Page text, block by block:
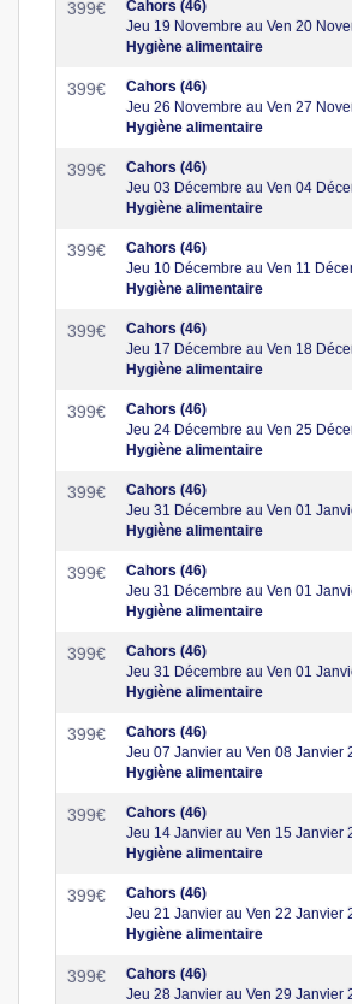
399€
Cahors (46)
Jeu 19 Novembre au Ven 20
Hygiène alimentaire
399€
Cahors (46)
Jeu 26 Novembre au Ven 27
Hygiène alimentaire
399€
Cahors (46)
Jeu 03 Décembre au Ven 04
Hygiène alimentaire
399€
Cahors (46)
Jeu 10 Décembre au Ven 11
Hygiène alimentaire
399€
Cahors (46)
Jeu 17 Décembre au Ven 18
Hygiène alimentaire
399€
Cahors (46)
Jeu 24 Décembre au Ven 25
Hygiène alimentaire
399€
Cahors (46)
Jeu 31 Décembre au Ven 01
Hygiène alimentaire
399€
Cahors (46)
Jeu 31 Décembre au Ven 01
Hygiène alimentaire
399€
Cahors (46)
Jeu 31 Décembre au Ven 01
Hygiène alimentaire
399€
Cahors (46)
Jeu 07 Janvier au Ven 08 Janvier
Hygiène alimentaire
399€
Cahors (46)
Jeu 14 Janvier au Ven 15 Janvier
Hygiène alimentaire
399€
Cahors (46)
Jeu 21 Janvier au Ven 22 Janvier
Hygiène alimentaire
399€
Cahors (46)
Jeu 28 Janvier au Ven 29 Janvier